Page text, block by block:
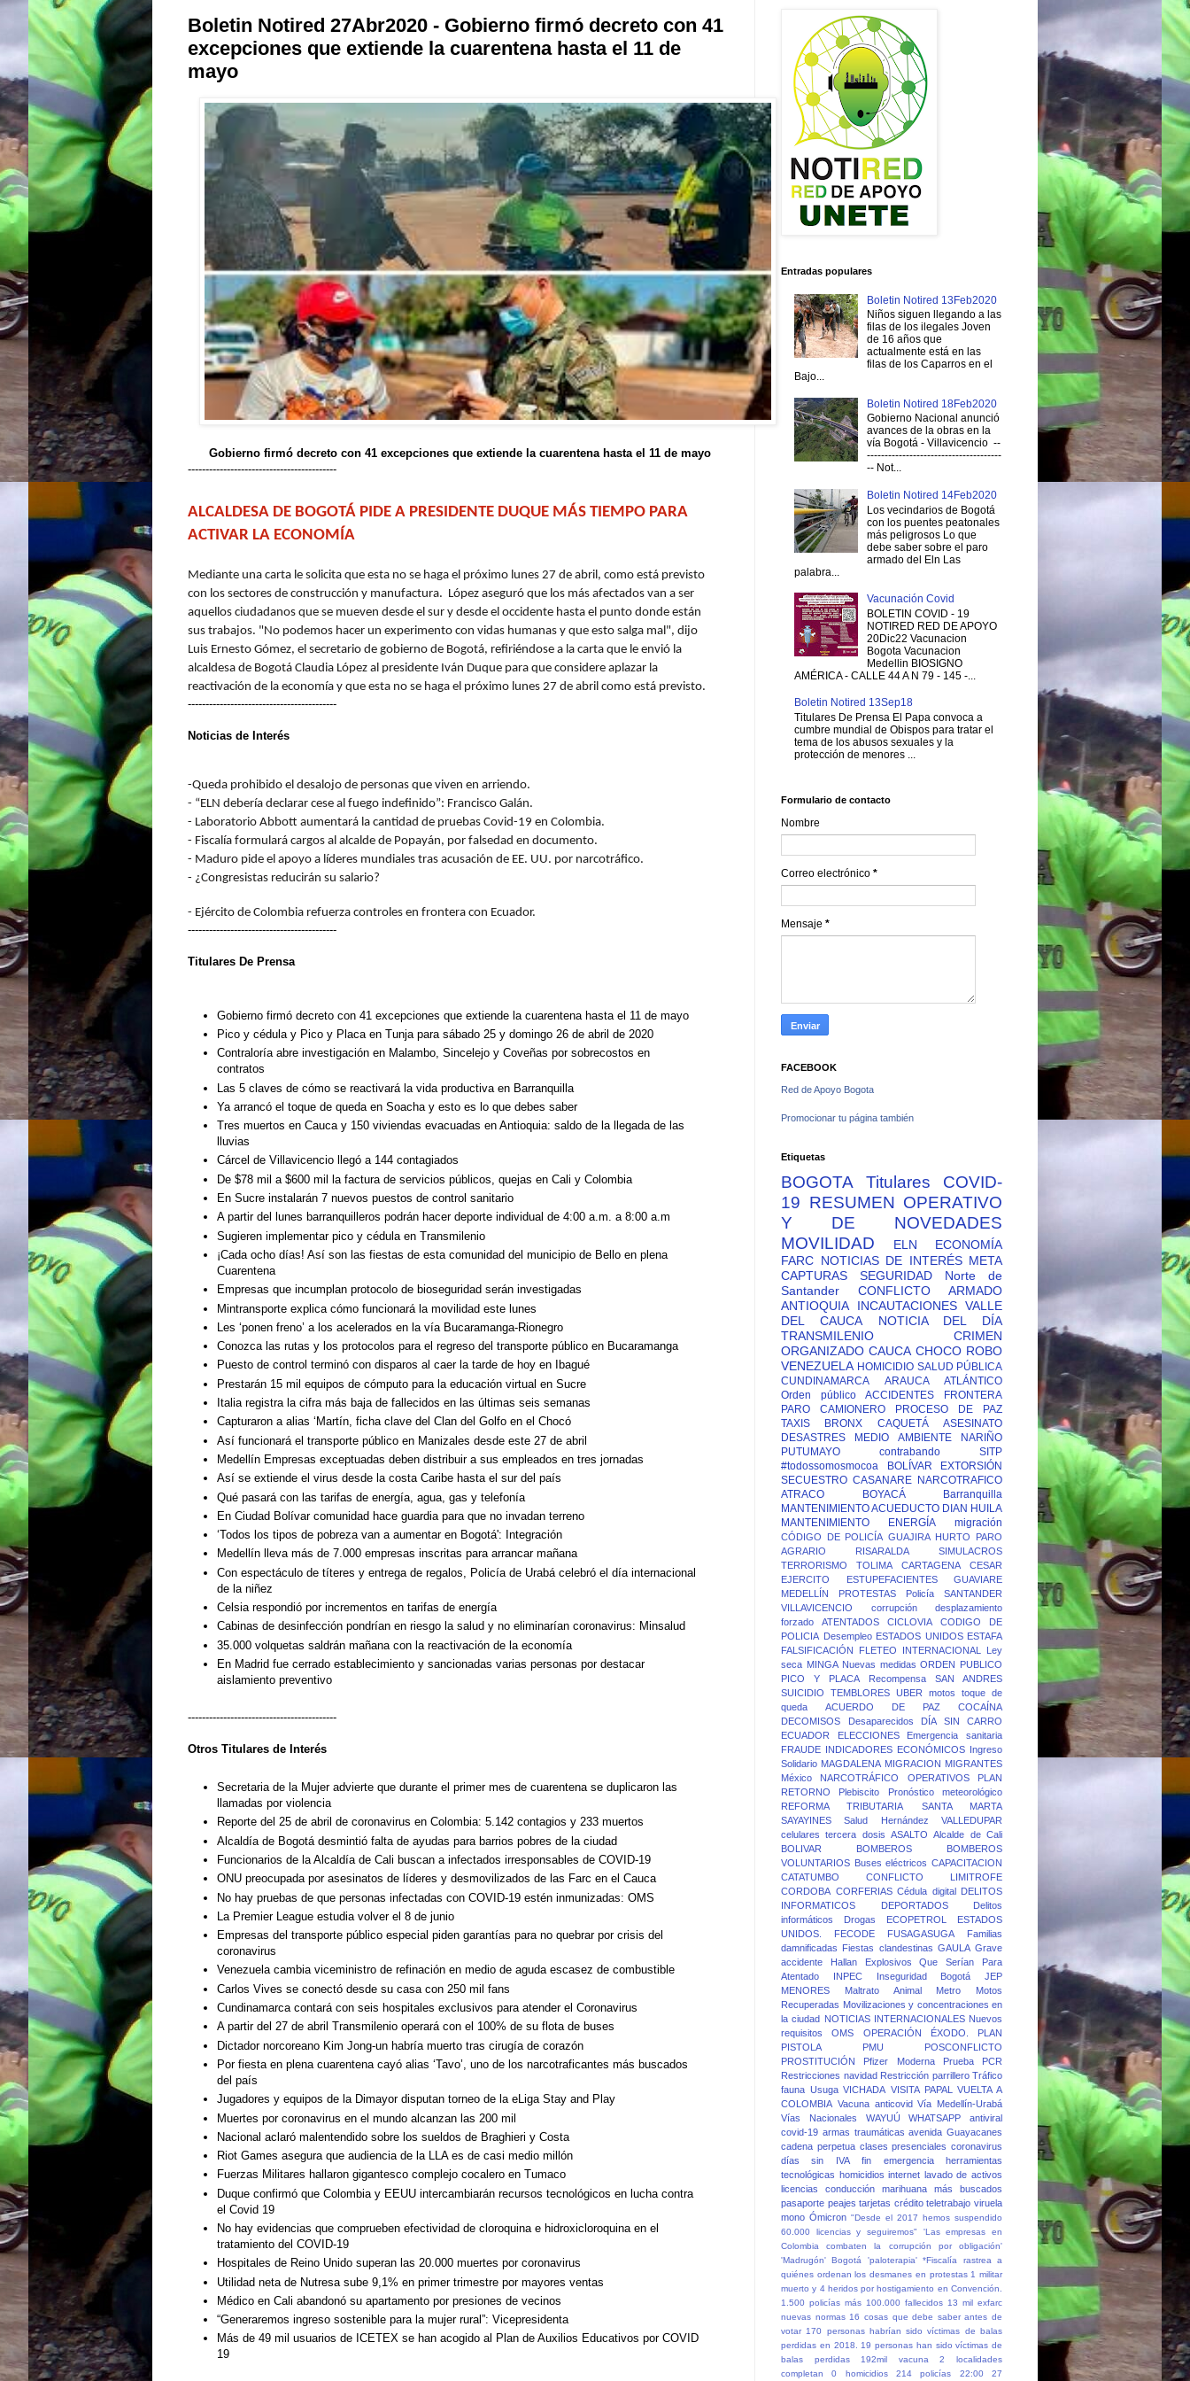
Boletin Notired 27Abr2020 - Gobierno firmó decreto con 41
excepciones que extiende la cuarentena hasta el 11 de
mayo
Gobierno firmó decreto con 41 excepciones que extiende la cuarentena hasta el 11 de mayo
------------------------------------------
ALCALDESA DE BOGOTÁ PIDE A PRESIDENTE DUQUE MÁS TIEMPO PARA
ACTIVAR LA ECONOMÍA
Mediante una carta le solicita que esta no se haga el próximo lunes 27 de abril, como está previsto
con los sectores de construcción y manufactura. López aseguró que los más afectados van a ser
aquellos ciudadanos que se mueven desde el sur y desde el occidente hasta el punto donde están
sus trabajos. "No podemos hacer un experimento con vidas humanas y que esto salga mal", dijo
Luis Ernesto Gómez, el secretario de gobierno de Bogotá, refiriéndose a la carta que le envió la
alcaldesa de Bogotá Claudia López al presidente Iván Duque para que considere aplazar la
reactivación de la economía y que esta no se haga el próximo lunes 27 de abril como está previsto.
------------------------------------------
Noticias de Interés
-Queda prohibido el desalojo de personas que viven en arriendo.
- “ELN debería declarar cese al fuego indefinido”: Francisco Galán.
- Laboratorio Abbott aumentará la cantidad de pruebas Covid-19 en Colombia.
- Fiscalía formulará cargos al alcalde de Popayán, por falsedad en documento.
- Maduro pide el apoyo a líderes mundiales tras acusación de EE. UU. por narcotráfico.
- ¿Congresistas reducirán su salario?
- Ejército de Colombia refuerza controles en frontera con Ecuador.
------------------------------------------
Titulares De Prensa
Gobierno firmó decreto con 41 excepciones que extiende la cuarentena hasta el 11 de mayo
Pico y cédula y Pico y Placa en Tunja para sábado 25 y domingo 26 de abril de 2020
Contraloría abre investigación en Malambo, Sincelejo y Coveñas por sobrecostos en
contratos
Las 5 claves de cómo se reactivará la vida productiva en Barranquilla
Ya arrancó el toque de queda en Soacha y esto es lo que debes saber
Tres muertos en Cauca y 150 viviendas evacuadas en Antioquia: saldo de la llegada de las
lluvias
Cárcel de Villavicencio llegó a 144 contagiados
De $78 mil a $600 mil la factura de servicios públicos, quejas en Cali y Colombia
En Sucre instalarán 7 nuevos puestos de control sanitario
A partir del lunes barranquilleros podrán hacer deporte individual de 4:00 a.m. a 8:00 a.m
Sugieren implementar pico y cédula en Transmilenio
¡Cada ocho días! Así son las fiestas de esta comunidad del municipio de Bello en plena
Cuarentena
Empresas que incumplan protocolo de bioseguridad serán investigadas
Mintransporte explica cómo funcionará la movilidad este lunes
Les ‘ponen freno’ a los acelerados en la vía Bucaramanga-Rionegro
Conozca las rutas y los protocolos para el regreso del transporte público en Bucaramanga
Puesto de control terminó con disparos al caer la tarde de hoy en Ibagué
Prestarán 15 mil equipos de cómputo para la educación virtual en Sucre
Italia registra la cifra más baja de fallecidos en las últimas seis semanas
Capturaron a alias ‘Martín, ficha clave del Clan del Golfo en el Chocó
Así funcionará el transporte público en Manizales desde este 27 de abril
Medellín Empresas exceptuadas deben distribuir a sus empleados en tres jornadas
Así se extiende el virus desde la costa Caribe hasta el sur del país
Qué pasará con las tarifas de energía, agua, gas y telefonía
En Ciudad Bolívar comunidad hace guardia para que no invadan terreno
‘Todos los tipos de pobreza van a aumentar en Bogotá': Integración
Medellín lleva más de 7.000 empresas inscritas para arrancar mañana
Con espectáculo de títeres y entrega de regalos, Policía de Urabá celebró el día internacional
de la niñez
Celsia respondió por incrementos en tarifas de energía
Cabinas de desinfección pondrían en riesgo la salud y no eliminarían coronavirus: Minsalud
35.000 volquetas saldrán mañana con la reactivación de la economía
En Madrid fue cerrado establecimiento y sancionadas varias personas por destacar
aislamiento preventivo
------------------------------------------
Otros Titulares de Interés
Secretaria de la Mujer advierte que durante el primer mes de cuarentena se duplicaron las
llamadas por violencia
Reporte del 25 de abril de coronavirus en Colombia: 5.142 contagios y 233 muertos
Alcaldía de Bogotá desmintió falta de ayudas para barrios pobres de la ciudad
Funcionarios de la Alcaldía de Cali buscan a infectados irresponsables de COVID-19
ONU preocupada por asesinatos de líderes y desmovilizados de las Farc en el Cauca
No hay pruebas de que personas infectadas con COVID-19 estén inmunizadas: OMS
La Premier League estudia volver el 8 de junio
Empresas del transporte público especial piden garantías para no quebrar por crisis del
coronavirus
Venezuela cambia viceministro de refinación en medio de aguda escasez de combustible
Carlos Vives se conectó desde su casa con 250 mil fans
Cundinamarca contará con seis hospitales exclusivos para atender el Coronavirus
A partir del 27 de abril Transmilenio operará con el 100% de su flota de buses
Dictador norcoreano Kim Jong-un habría muerto tras cirugía de corazón
Por fiesta en plena cuarentena cayó alias ‘Tavo’, uno de los narcotraficantes más buscados
del país
Jugadores y equipos de la Dimayor disputan torneo de la eLiga Stay and Play
Muertes por coronavirus en el mundo alcanzan las 200 mil
Nacional aclaró malentendido sobre los sueldos de Braghieri y Costa
Riot Games asegura que audiencia de la LLA es de casi medio millón
Fuerzas Militares hallaron gigantesco complejo cocalero en Tumaco
Duque confirmó que Colombia y EEUU intercambiarán recursos tecnológicos en lucha contra
el Covid 19
No hay evidencias que comprueben efectividad de cloroquina e hidroxicloroquina en el
tratamiento del COVID-19
Hospitales de Reino Unido superan las 20.000 muertes por coronavirus
Utilidad neta de Nutresa sube 9,1% en primer trimestre por mayores ventas
Médico en Cali abandonó su apartamento por presiones de vecinos
“Generaremos ingreso sostenible para la mujer rural”: Vicepresidenta
Más de 49 mil usuarios de ICETEX se han acogido al Plan de Auxilios Educativos por COVID
19
Entradas populares
Boletin Notired 13Feb2020
Niños siguen llegando a las
filas de los ilegales Joven
de 16 años que
actualmente está en las
filas de los Caparros en el
Bajo...
Boletin Notired 18Feb2020
Gobierno Nacional anunció
avances de la obras en la
vía Bogotá - Villavicencio --
--------------------------------------
-- Not...
Boletin Notired 14Feb2020
Los vecindarios de Bogotá
con los puentes peatonales
más peligrosos Lo que
debe saber sobre el paro
armado del Eln Las
palabra...
Vacunación Covid
BOLETIN COVID - 19
NOTIRED RED DE APOYO
20Dic22 Vacunacion
Bogota Vacunacion
Medellin BIOSIGNO
AMÉRICA - CALLE 44 A N 79 - 145 -...
Boletin Notired 13Sep18
Titulares De Prensa El Papa convoca a
cumbre mundial de Obispos para tratar el
tema de los abusos sexuales y la
protección de menores ...
Formulario de contacto
Nombre
Correo electrónico *
Mensaje *
FACEBOOK
Red de Apoyo Bogota
Promocionar tu página también
Etiquetas
BOGOTA Titulares
COVID-
19 RESUMEN OPERATIVO
Y DE NOVEDADES
MOVILIDAD
ELN
ECONOMÍA
FARC NOTICIAS DE INTERÉS META
CAPTURAS
SEGURIDAD
Norte de
Santander
CONFLICTO ARMADO
ANTIOQUIA
INCAUTACIONES VALLE
DEL CAUCA
NOTICIA DEL DÍA
TRANSMILENIO
CRIMEN
ORGANIZADO CAUCA CHOCO ROBO
VENEZUELA HOMICIDIO SALUD PÚBLICA
CUNDINAMARCA
ARAUCA
ATLÁNTICO
Orden público
ACCIDENTES
FRONTERA
PARO CAMIONERO
PROCESO DE PAZ
TAXIS
BRONX CAQUETÁ
ASESINATO
DESASTRES
MEDIO AMBIENTE
NARIÑO
PUTUMAYO
contrabando
SITP
#todossomosmocoa
BOLÍVAR
EXTORSIÓN
SECUESTRO CASANARE NARCOTRAFICO
ATRACO
BOYACÁ
Barranquilla
MANTENIMIENTO ACUEDUCTO DIAN HUILA
MANTENIMIENTO ENERGÍA
migración
CÓDIGO DE POLICÍA GUAJIRA HURTO
PARO
AGRARIO
RISARALDA
SIMULACROS
TERRORISMO
TOLIMA CARTAGENA
CESAR
EJERCITO
ESTUPEFACIENTES
GUAVIARE
MEDELLÍN
PROTESTAS Policía
SANTANDER
VILLAVICENCIO
corrupción
desplazamiento
forzado
ATENTADOS CICLOVIA
CODIGO DE
POLICIA Desempleo ESTADOS UNIDOS ESTAFA
FALSIFICACIÓN
FLETEO INTERNACIONAL
Ley
seca MINGA Nuevas medidas ORDEN PUBLICO
PICO Y PLACA
Recompensa
SAN ANDRES
SUICIDIO
TEMBLORES UBER motos
toque de
queda
ACUERDO DE PAZ
COCAÍNA
DECOMISOS
Desaparecidos
DÍA SIN CARRO
ECUADOR
ELECCIONES
Emergencia sanitaria
FRAUDE
INDICADORES ECONÓMICOS
Ingreso
Solidario MAGDALENA MIGRACION MIGRANTES
México
NARCOTRÁFICO OPERATIVOS
PLAN
RETORNO
Plebiscito
Pronóstico meteorológico
REFORMA TRIBUTARIA
SANTA MARTA
SAYAYINES
Salud Hernández
VALLEDUPAR
celulares
tercera dosis ASALTO
Alcalde de Cali
BOLIVAR
BOMBEROS
BOMBEROS
VOLUNTARIOS Buses eléctricos CAPACITACION
CATATUMBO
CONFLICTO LIMITROFE
CORDOBA CORFERIAS Cédula digital
DELITOS
INFORMATICOS
DEPORTADOS
Delitos
informáticos
Drogas ECOPETROL
ESTADOS
UNIDOS.
FECODE FUSAGASUGA
Familias
damnificadas
Fiestas clandestinas GAULA Grave
accidente
Hallan Explosivos Que Serían Para
Atentado
INPEC Inseguridad Bogotá
JEP
MENORES
Maltrato Animal Metro
Motos
Recuperadas Movilizaciones y concentraciones en
la ciudad NOTICIAS INTERNACIONALES Nuevos
requisitos
OMS OPERACIÓN ÉXODO.
PLAN
PISTOLA
PMU
POSCONFLICTO
PROSTITUCIÓN
Pfizer Moderna
Prueba PCR
Restricciones navidad Restricción parrillero Tráfico
fauna Usuga VICHADA VISITA PAPAL
VUELTA A
COLOMBIA Vacuna anticovid Vía Medellín-Urabá
Vías Nacionales
WAYUÚ WHATSAPP
antiviral
covid-19 armas traumáticas avenida Guayacanes
cadena perpetua clases presenciales coronavirus
días sin IVA
fin emergencia
herramientas
tecnológicas homicidios internet lavado de activos
licencias conducción
marihuana
más buscados
pasaporte peajes tarjetas crédito teletrabajo viruela
mono Ómicron "Desde el 2017 hemos suspendido
60.000 licencias y seguiremos"
'Las empresas en
Colombia combaten la corrupción por obligación'
'Madrugón' Bogotá
'paloterapia' *Fiscalía rastrea a
quiénes ordenan los desmanes en protestas 1 militar
muerto y 4 heridos por hostigamiento en Convención.
1.500 policías más 100.000 fallecidos 13 mil exfarc
nuevas normas 16 cosas que debe saber antes de
votar 170 personas habrían sido víctimas de balas
perdidas en 2018. 19 personas han sido víctimas de
balas perdidas
192mil vacuna
2 localidades
completan 0 homicidios
214 policías 22:00 27